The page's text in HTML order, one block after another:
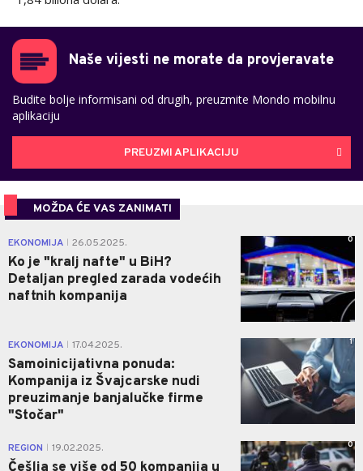
Naše vijesti ne morate da provjeravate
Budite bolje informisani od drugih, preuzmite Mondo mobilnu
aplikaciju
PREUZMI APLIKACIJU
MOŽDA ĆE VAS ZANIMATI
EKONOMIJA 26.05.2025.
Ko je "kralj nafte" u BiH?
Detaljan pregled zarada vodećih
naftnih kompanija
0
EKONOMIJA 17.04.2025.
Samoinicijativna ponuda:
Kompanija iz Švajcarske nudi
preuzimanje banjalučke firme
"Stočar"
1
REGION 19.02.2025. 0